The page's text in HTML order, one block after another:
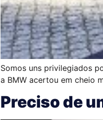
Somos uns privilegiados
a BMW acertou em cheio
Preciso de